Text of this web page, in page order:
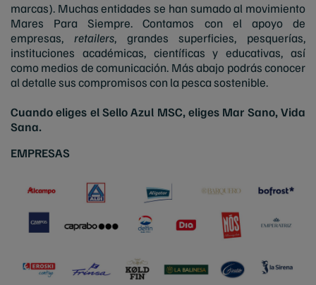
marcas). Muchas entidades se han sumado al movimiento
Mares Para Siempre. Contamos con el apoyo de
empresas, retailers, grandes superficies, pesquerías,
instituciones académicas, científicas y educativas, así
como medios de comunicación. Más abajo podrás conocer
al detalle sus compromisos con la pesca sostenible.
Cuando eliges el Sello Azul MSC, eliges Mar Sano, Vida
Sana.
EMPRESAS